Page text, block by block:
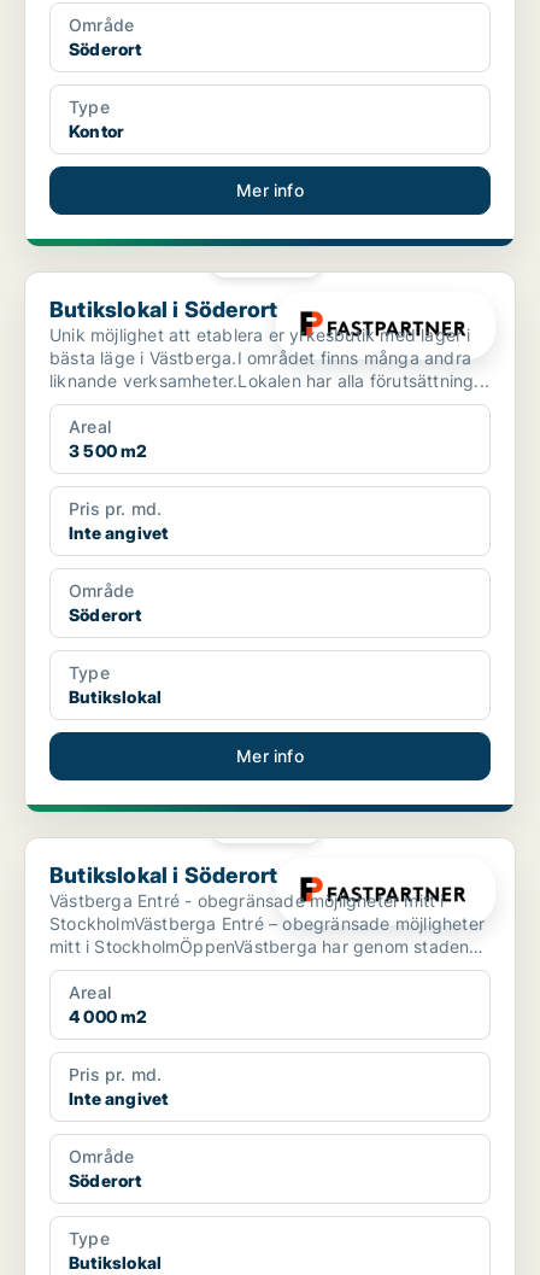
Område
Söderort
Type
Kontor
Mer info
Butikslokal i Söderort
Butikslokal i Söderort
Unik möjlighet att etablera er yrkesbutik med lager i
bästa läge i Västberga.I området finns många andra
liknande verksamheter.Lokalen har alla förutsättning...
Areal
3 500 m2
Pris pr. md.
Inte angivet
Område
Söderort
Type
Butikslokal
Mer info
Butikslokal i Söderort
Butikslokal i Söderort
Västberga Entré - obegränsade möjligheter mitt i
StockholmVästberga Entré – obegränsade möjligheter
mitt i StockholmÖppenVästberga har genom stadens
expansio...
Areal
4 000 m2
Pris pr. md.
Inte angivet
Område
Söderort
Type
Butikslokal